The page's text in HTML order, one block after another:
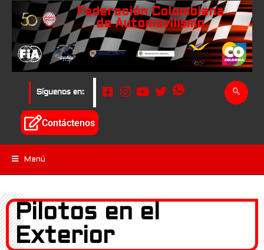
Federación Colombiana
de Automovilismo
Síguenos en:
Contáctenos
Menú
Pilotos en el
Exterior